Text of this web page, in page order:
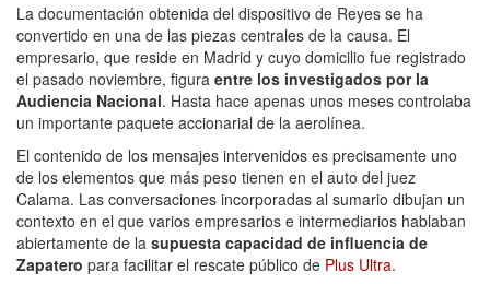
La documentación obtenida del dispositivo de Reyes se ha
convertido en una de las piezas centrales de la causa. El
empresario, que reside en Madrid y cuyo domicilio fue registrado
el pasado noviembre, figura entre los investigados por la
Audiencia Nacional. Hasta hace apenas unos meses controlaba
un importante paquete accionarial de la aerolínea.
El contenido de los mensajes intervenidos es precisamente uno
de los elementos que más peso tienen en el auto del juez
Calama. Las conversaciones incorporadas al sumario dibujan un
contexto en el que varios empresarios e intermediarios hablaban
abiertamente de la supuesta capacidad de influencia de
Zapatero para facilitar el rescate público de Plus Ultra.